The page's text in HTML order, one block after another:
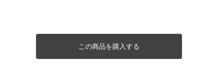
この商品を購入する